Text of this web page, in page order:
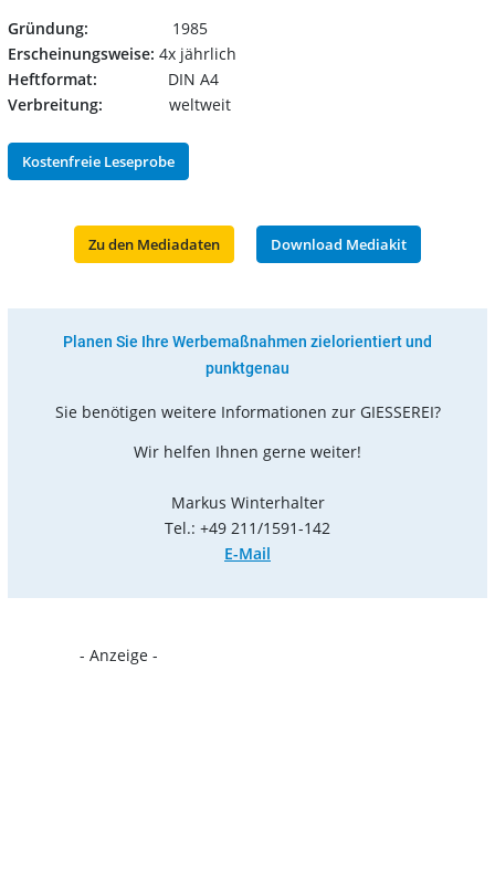
Gründung: 1985
Erscheinungsweise: 4x jährlich
Heftformat:
DIN A4
Verbreitung: weltweit
Kostenfreie Leseprobe
Zu den Mediadaten Download Mediakit
Planen Sie Ihre Werbemaßnahmen zielorientiert und
punktgenau
Sie benötigen weitere Informationen zur GIESSEREI?
Wir helfen Ihnen gerne weiter!
Markus Winterhalter
Tel.: +49 211/1591-142
E-Mail
- Anzeige -